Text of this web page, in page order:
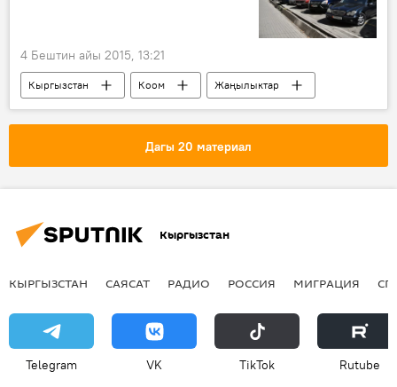
4 Бештин айы 2015, 13:21
Кыргызстан Коом
Жаңылыктар
Тайырбек Сарпашев
номер
унаа
Дагы 20 материал
Кыргызстан
КЫРГЫЗСТАН САЯСАТ РАДИО РОССИЯ МИГРАЦИЯ
Telegram VK ТikТоk Rutube